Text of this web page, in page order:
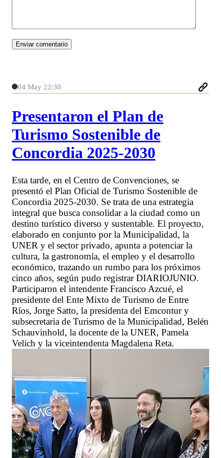
04 May 22:30
Presentaron el Plan de
Turismo Sostenible de
Concordia 2025-2030
Esta tarde, en el Centro de Convenciones, se
presentó el Plan Oficial de Turismo Sostenible de
Concordia 2025-2030. Se trata de una estrategia
integral que busca consolidar a la ciudad como un
destino turístico diverso y sustentable. El proyecto,
elaborado en conjunto por la Municipalidad, la
UNER y el sector privado, apunta a potenciar la
cultura, la gastronomía, el empleo y el desarrollo
económico, trazando un rumbo para los próximos
cinco años, según pudo registrar DIARIOJUNIO.
Participaron el intendente Francisco Azcué, el
presidente del Ente Mixto de Turismo de Entre
Ríos, Jorge Satto, la presidenta del Emcontur y
subsecretaria de Turismo de la Municipalidad, Belén
Schauvinhold, la docente de la UNER, Pamela
Velich y la viceintendenta Magdalena Reta.